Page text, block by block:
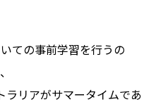
ての事前学習を行うの
ラリアがサマータイムであ